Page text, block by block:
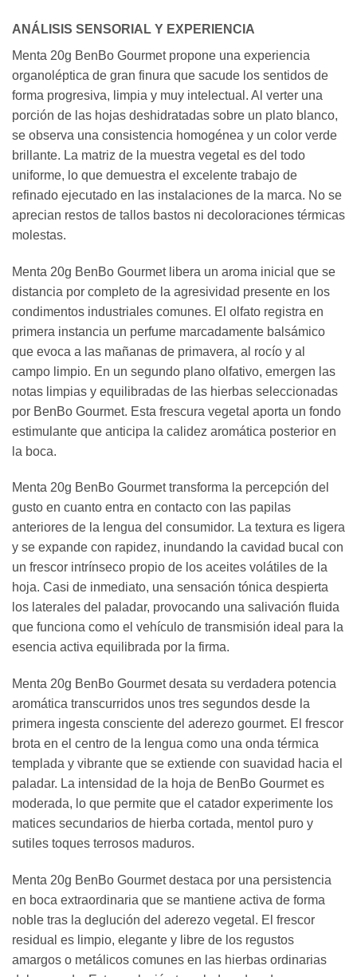
ANÁLISIS SENSORIAL Y EXPERIENCIA
Menta 20g BenBo Gourmet propone una experiencia
organoléptica de gran finura que sacude los sentidos de
forma progresiva, limpia y muy intelectual. Al verter una
porción de las hojas deshidratadas sobre un plato blanco,
se observa una consistencia homogénea y un color verde
brillante. La matriz de la muestra vegetal es del todo
uniforme, lo que demuestra el excelente trabajo de
refinado ejecutado en las instalaciones de la marca. No se
aprecian restos de tallos bastos ni decoloraciones térmicas
molestas.
Menta 20g BenBo Gourmet libera un aroma inicial que se
distancia por completo de la agresividad presente en los
condimentos industriales comunes. El olfato registra en
primera instancia un perfume marcadamente balsámico
que evoca a las mañanas de primavera, al rocío y al
campo limpio. En un segundo plano olfativo, emergen las
notas limpias y equilibradas de las hierbas seleccionadas
por BenBo Gourmet. Esta frescura vegetal aporta un fondo
estimulante que anticipa la calidez aromática posterior en
la boca.
Menta 20g BenBo Gourmet transforma la percepción del
gusto en cuanto entra en contacto con las papilas
anteriores de la lengua del consumidor. La textura es ligera
y se expande con rapidez, inundando la cavidad bucal con
un frescor intrínseco propio de los aceites volátiles de la
hoja. Casi de inmediato, una sensación tónica despierta
los laterales del paladar, provocando una salivación fluida
que funciona como el vehículo de transmisión ideal para la
esencia activa equilibrada por la firma.
Menta 20g BenBo Gourmet desata su verdadera potencia
aromática transcurridos unos tres segundos desde la
primera ingesta consciente del aderezo gourmet. El frescor
brota en el centro de la lengua como una onda térmica
templada y vibrante que se extiende con suavidad hacia el
paladar. La intensidad de la hoja de BenBo Gourmet es
moderada, lo que permite que el catador experimente los
matices secundarios de hierba cortada, mentol puro y
sutiles toques terrosos maduros.
Menta 20g BenBo Gourmet destaca por una persistencia
en boca extraordinaria que se mantiene activa de forma
noble tras la deglución del aderezo vegetal. El frescor
residual es limpio, elegante y libre de los regustos
amargos o metálicos comunes en las hierbas ordinarias